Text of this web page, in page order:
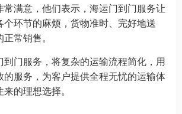
满意，他们表示，海运门到门服务让
环节的麻烦，货物准时、完好地送
常销售。
到门服务，将复杂的运输流程简化，用
的服务，为客户提供全程无忧的运输体
的理想选择。